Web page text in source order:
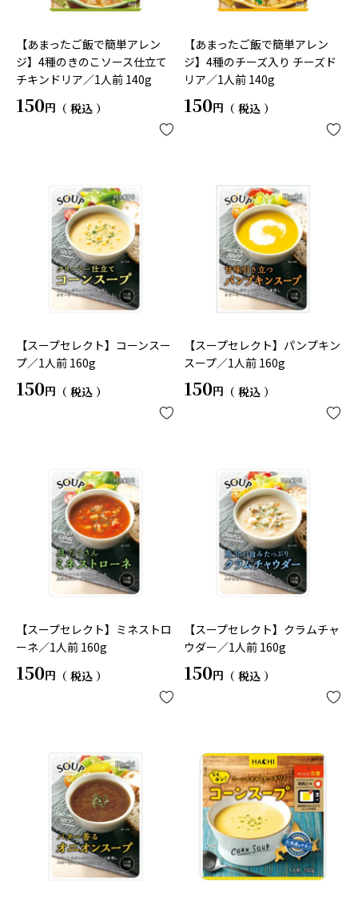
【あまったご飯で簡単アレン
ジ】4種のきのこソース仕立て
チキンドリア／1人前 140g
150 税込
【あまったご飯で簡単アレン
ジ】4種のチーズ入り チーズド
リア／1人前 140g
150 税込
【スープセレクト】コーンスー
プ／1人前 160g
150 税込
【スープセレクト】パンプキン
スープ／1人前 160g
150 税込
【スープセレクト】ミネストロ
ーネ／1人前 160g
150 税込
【スープセレクト】クラムチャ
ウダー／1人前 160g
150 税込